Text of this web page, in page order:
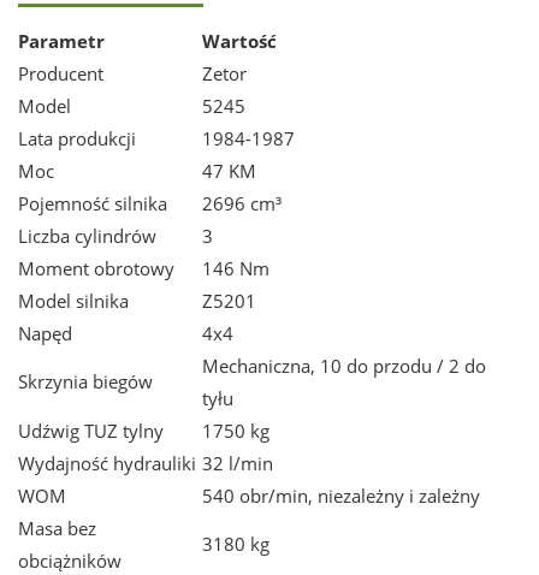
Parametr
Wartość
Producent
Zetor
Model
5245
Lata produkcji
1984-1987
Moc
47 KM
Pojemność silnika
2696 cm³
Liczba cylindrów
3
Moment obrotowy
146 Nm
Model silnika
Z5201
Napęd
4x4
Skrzynia biegów
Mechaniczna, 10 do przodu / 2 do
tyłu
Udźwig TUZ tylny
1750 kg
Wydajność hydrauliki 32 l/min
WOM
540 obr/min, niezależny i zależny
Masa bez
obciążników
3180 kg